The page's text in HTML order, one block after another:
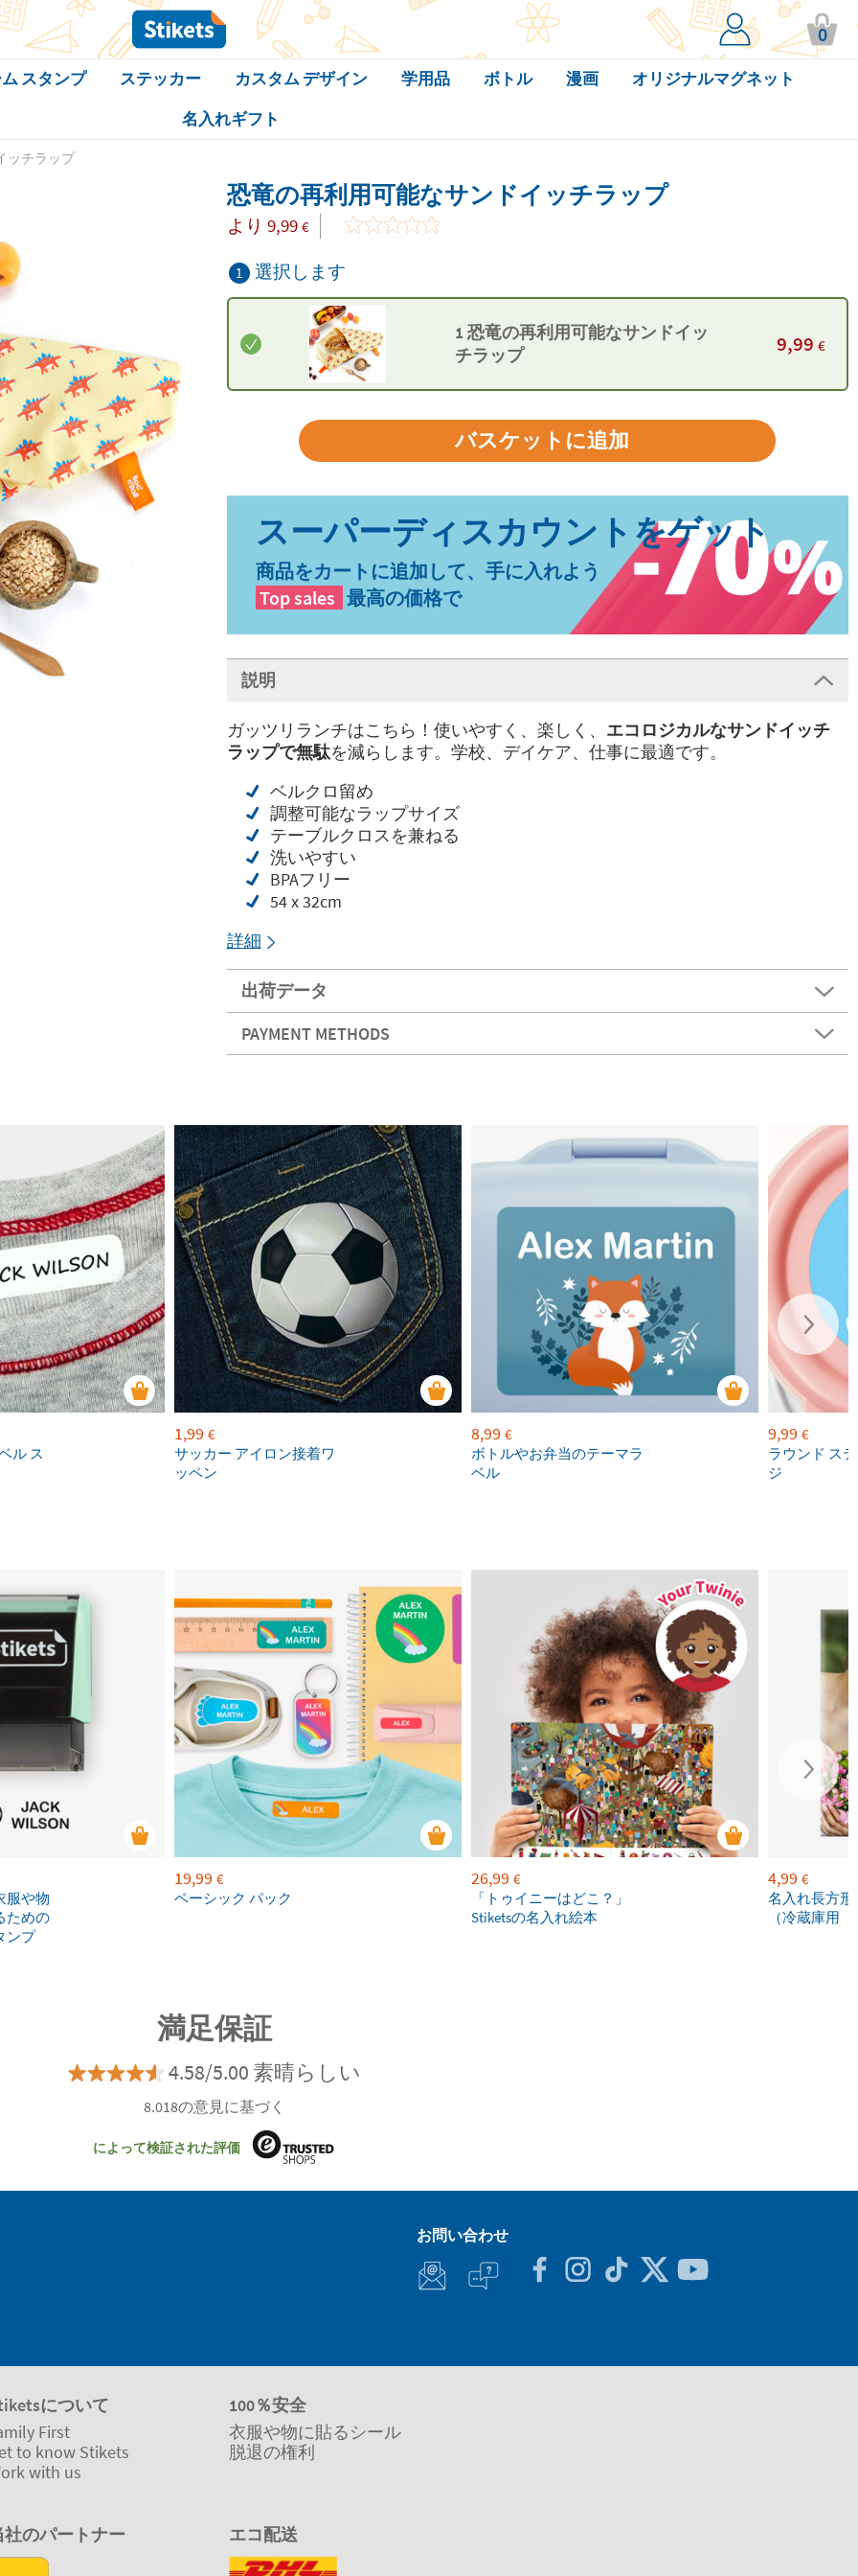
0
スタンプ ステッカー カスタム デザイン 学用品 ボトル 漫画
オリジナルマグネット
名入れギフト
ッチラップ
恐竜の再利用可能なサンドイッチラップ
より 9,99 €
1 選択します
1 恐竜の再利用可能なサンドイッ
チラップ
9,99 €
商品をカートに追加して、手に入れよう
Top sales 最高の価格で
説明
ガッツリランチはこちら！使いやすく、楽しく、 エコロジカルなサンドイッチ
ラップで無駄を減らします。学校、デイケア、仕事に最適です。
ベルクロ留め
調整可能なラップサイズ
テーブルクロスを兼ねる
洗いやすい
BPAフリー
54 x 32cm
詳細
出荷データ
PAYMENT METHODS
ル ス
1,99 €
サッカー アイロン接着ワ
ッペン
8,99 €
ボトルやお弁当のテーマラ
ベル
9,99 €
ラウンド ス
ジ
服や物
ための
ンプ
19,99 €
ベーシック パック
26,99 €
「トゥイニーはどこ？」
Stiketsの名入れ絵本
4,99 €
名入れ長方
（冷蔵庫用
満足保証
4.58/5.00 素晴らしい
8.018の意見に基づく
によって検証された評価
お問い合わせ
について
First
to know Stikets
with us
100％安全
衣服や物に貼るシール
脱退の権利
社のパートナー エコ配送